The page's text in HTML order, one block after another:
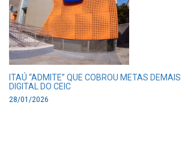
ITAÚ “ADMITE” QUE COBROU METAS
DIGITAL DO CEIC
28/01/2026